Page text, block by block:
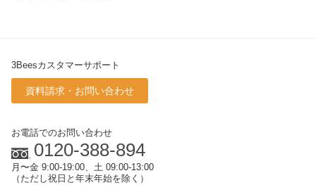
3Beesカスタマーサポート
資料請求・お問い合わせ
お電話でのお問い合わせ
0120-388-894
月〜金 9:00-19:00、土 09:00-13:00
（ただし祝日と年末年始を除く）